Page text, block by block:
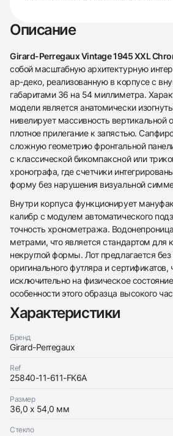
438
285
145
142
205
204
195
150
6
Описание
Girard-Perregaux Vintage 1945 XXL
собой масштабную архитектурную
ар-деко, реализованную в корпусе с
габаритами 36 на 54 миллиметра.
модели является анатомически
нивелирует массивность вертикальной
плотное прилегание к запястью.
сложную геометрию фронтальной
с классической бикомпаксной или
хронографа, где счетчики
форму без нарушения визуальной
Внутри корпуса функционирует
калибр с модулем автоматического
точность хронометража.
метрами, что является стандартом для
некруглой формы. Лот предлагается
оригинального футляра и
исключительно на физическое
особенности этого образца высокого
Характеристики
Бренд
Girard-Perregaux
Ref
25840-11-611-FK6A
Размер
36,0 x 54,0 мм
Стекло
Оставьте ваши контактные данные
Vintage 1945 XXL Automatic
Трейд-ин часов
Girard-Perregaux
$4,150